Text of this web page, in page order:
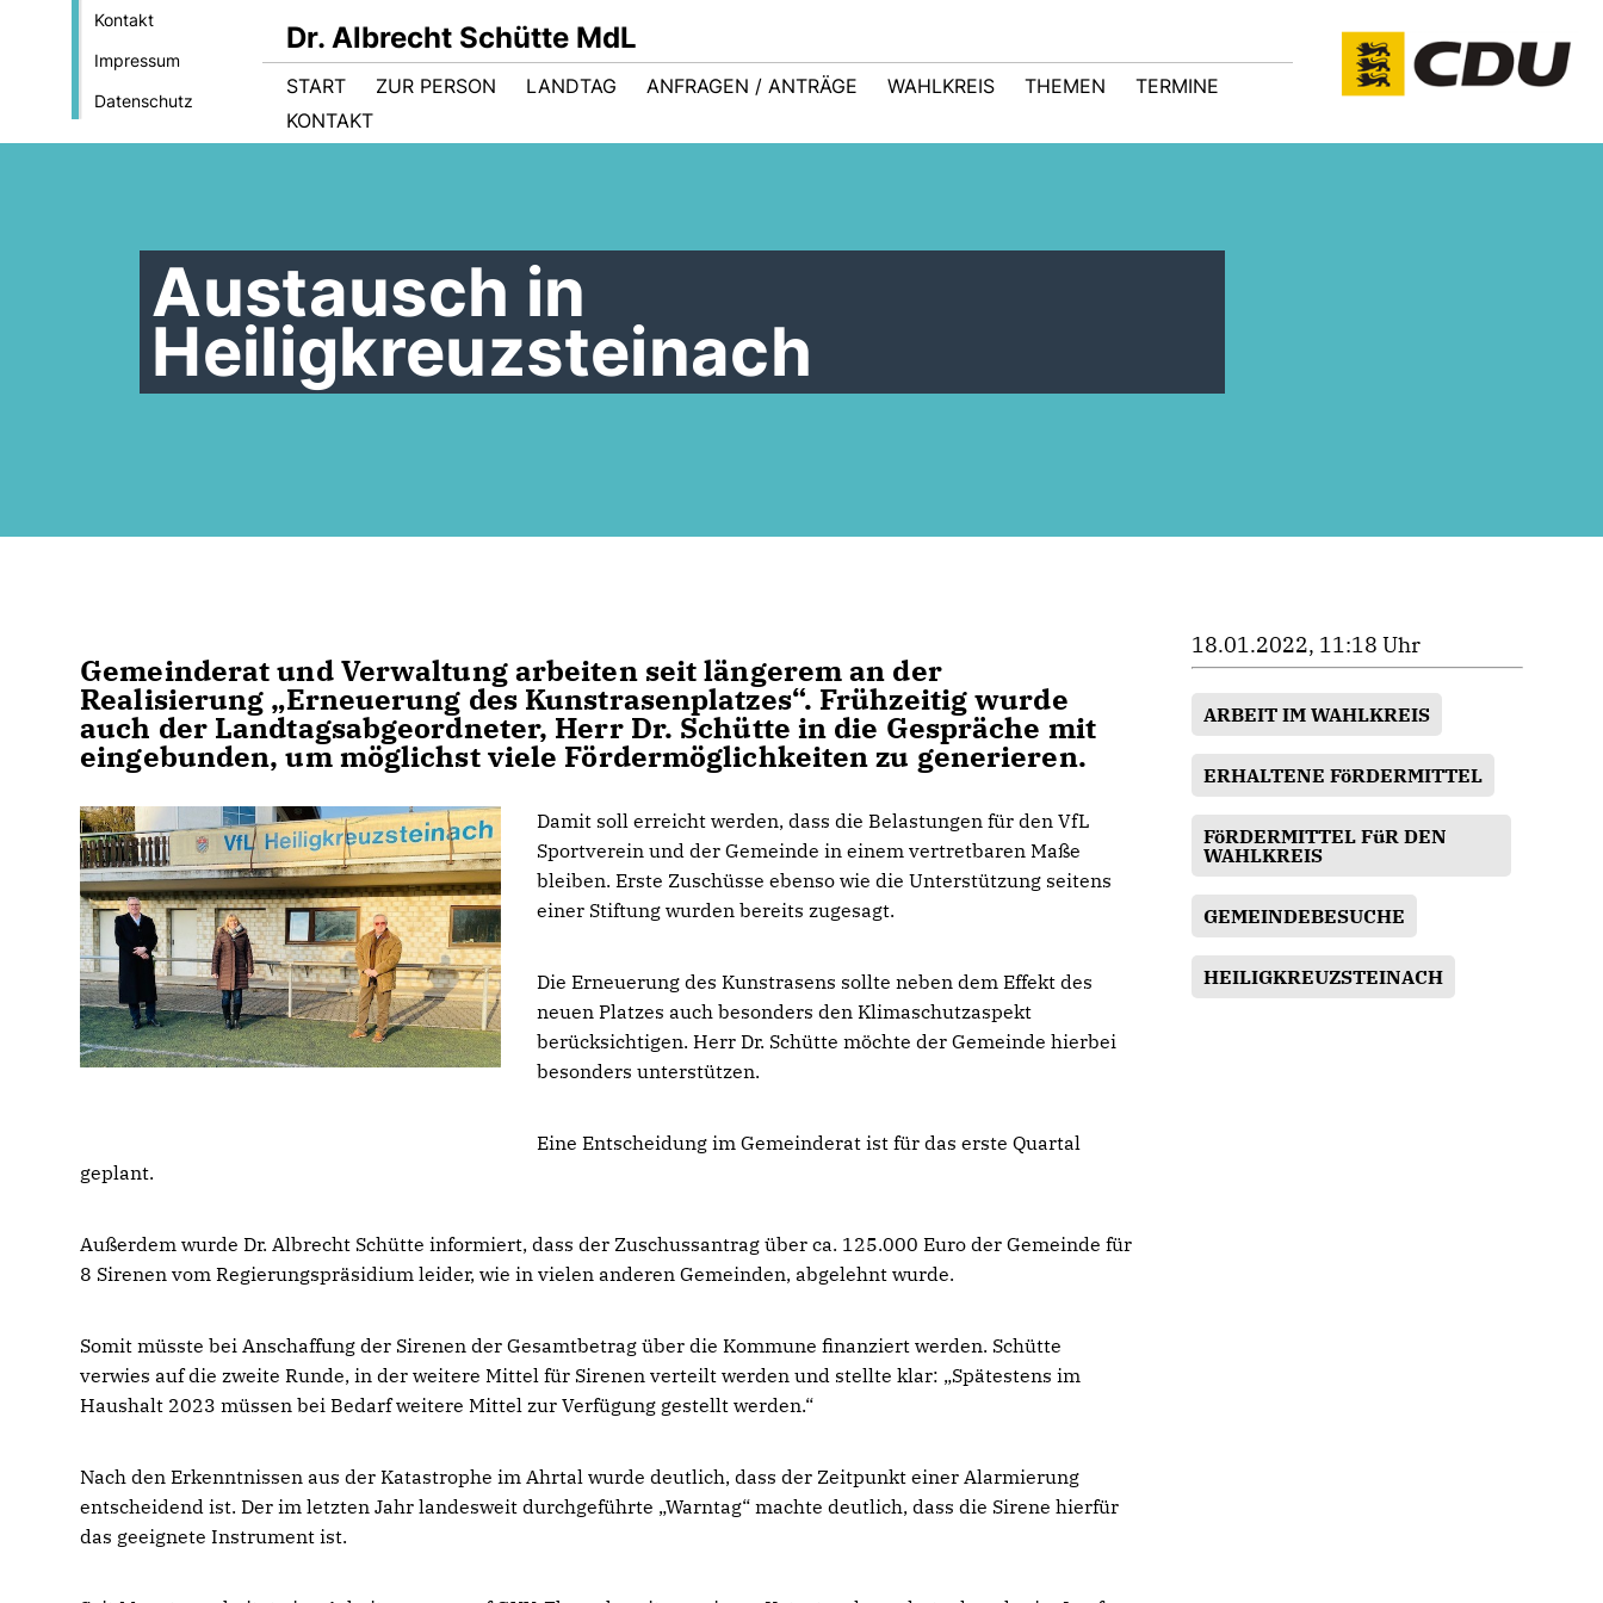
Kontakt
Impressum
Datenschutz
Dr. Albrecht Schütte MdL
START ZUR PERSON LANDTAG ANFRAGEN / ANTRÄGE WAHLKREIS THEMEN
TERMINE
KONTAKT
Austausch in
Heiligkreuzsteinach
Gemeinderat und Verwaltung arbeiten seit längerem an der
Realisierung „Erneuerung des Kunstrasenplatzes“. Frühzeitig wurde
auch der Landtagsabgeordneter, Herr Dr. Schütte in die Gespräche mit
eingebunden, um möglichst viele Fördermöglichkeiten zu generieren.
Damit soll erreicht werden, dass die Belastungen für den VfL
Sportverein und der Gemeinde in einem vertretbaren Maße
bleiben. Erste Zuschüsse ebenso wie die Unterstützung seitens
einer Stiftung wurden bereits zugesagt.
Die Erneuerung des Kunstrasens sollte neben dem Effekt des
neuen Platzes auch besonders den Klimaschutzaspekt
berücksichtigen. Herr Dr. Schütte möchte der Gemeinde hierbei
besonders unterstützen.
Eine Entscheidung im Gemeinderat ist für das erste Quartal
geplant.
Außerdem wurde Dr. Albrecht Schütte informiert, dass der Zuschussantrag über ca. 125.000 Euro der Gemeinde für
8 Sirenen vom Regierungspräsidium leider, wie in vielen anderen Gemeinden, abgelehnt wurde.
Somit müsste bei Anschaffung der Sirenen der Gesamtbetrag über die Kommune finanziert werden. Schütte
verwies auf die zweite Runde, in der weitere Mittel für Sirenen verteilt werden und stellte klar: „Spätestens im
Haushalt 2023 müssen bei Bedarf weitere Mittel zur Verfügung gestellt werden.“
Nach den Erkenntnissen aus der Katastrophe im Ahrtal wurde deutlich, dass der Zeitpunkt einer Alarmierung
entscheidend ist. Der im letzten Jahr landesweit durchgeführte „Warntag“ machte deutlich, dass die Sirene hierfür
das geeignete Instrument ist.
18.01.2022, 11:18 Uhr
ARBEIT IM WAHLKREIS
ERHALTENE FöRDERMITTEL
FöRDERMITTEL FüR DEN
WAHLKREIS
GEMEINDEBESUCHE
HEILIGKREUZSTEINACH